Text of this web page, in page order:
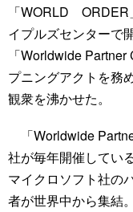
「WORLD ORDER
イプルズセンターで
「Worldwide
プニングアクトを務
観衆を沸かせた。
「Worldwide
社が毎年開催してい
マイクロソフト社の
者が世界中から集結